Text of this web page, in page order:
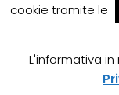
cookie tramite le
L'informativa